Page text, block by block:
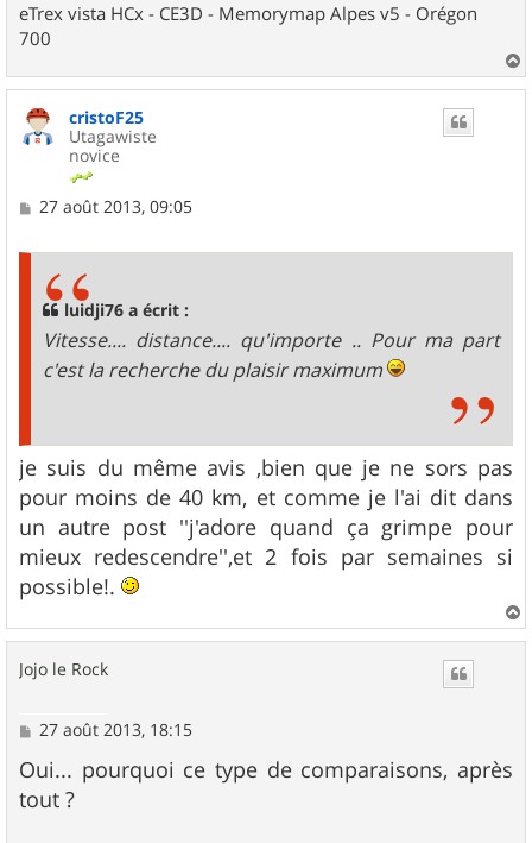
eTrex vista HCx - CE3D - Memorymap Alpes v5 - Orégon
700
a
cristoF25
Utagawiste
novice
M
27 août 2013, 09:05
luidji76 a écrit :
Vitesse.... distance.... qu'importe .. Pour ma part
c'est la recherche du plaisir maximum
je suis du même avis ,bien que je ne sors pas
pour moins de 40 km, et comme je l'ai dit dans
un autre post ''j'adore quand ça grimpe pour
mieux redescendre'',et 2 fois par semaines si
possible!.
a
Jojo le Rock
M
s
s
a
27 août 2013, 18:15
Oui... pourquoi ce type de comparaisons, après
tout ?